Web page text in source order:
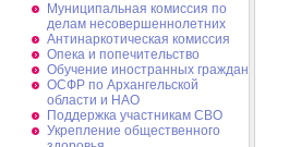
Муниципальная комиссия по
делам несовершеннолетних
Антинаркотическая комиссия
Опека и попечительство
Обучение иностранных граждан
ОСФР по Архангельской
области и НАО
Поддержка участникам СВО
Укрепление общественного